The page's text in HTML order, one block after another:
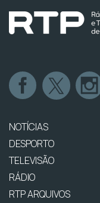
NOTÍCIAS
DESPORTO
TELEVISÃO
RÁDIO
RTP ARQUIVOS